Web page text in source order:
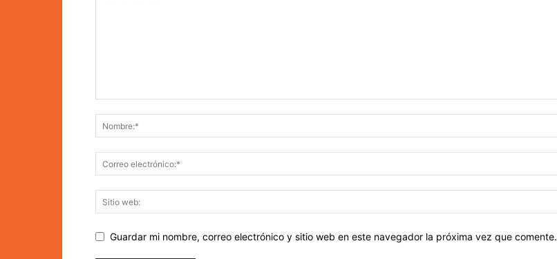
Guardar mi nombre, correo electrónico y sitio web en este navegador la próxima vez que comente.